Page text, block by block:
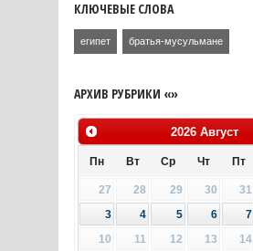
КЛЮЧЕВЫЕ СЛОВА
египет братья-мусульмане
АРХИВ РУБРИКИ «»
2026 Август
Пн Вт Ср Чт Пт
27 28 29 30 31
3
4 5 6 7
10
11 12 13 14